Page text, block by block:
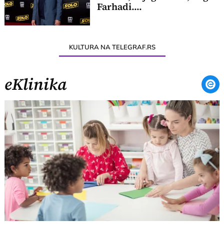
Farhadi....
KULTURA NA TELEGRAF.RS
eKlinika